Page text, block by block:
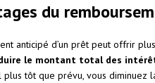
du
anticipé d’un prêt peut offrir
le montant total des
tôt que prévu, vous diminuez